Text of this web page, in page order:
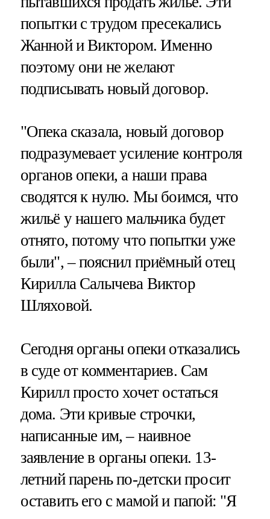
попытки с трудом пресекались
Жанной и Виктором. Именно
поэтому они не желают
подписывать новый договор.
"Опека сказала, новый договор
подразумевает усиление контроля
органов опеки, а наши права
сводятся к нулю. Мы боимся, что
жильё у нашего мальчика будет
отнято, потому что попытки уже
были", – пояснил приёмный отец
Кирилла Салычева Виктор
Шляховой.
Сегодня органы опеки отказались
в суде от комментариев. Сам
Кирилл просто хочет остаться
дома. Эти кривые строчки,
написанные им, – наивное
заявление в органы опеки. 13-
летний парень по-детски просит
оставить его с мамой и папой: "Я